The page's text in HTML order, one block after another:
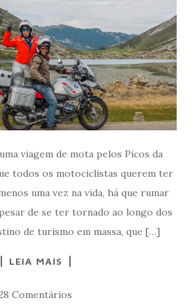
viagem de mota pelos Picos da
todos os motociclistas querem ter
uma vez na vida, há que rumar
de se ter tornado ao longo dos
de turismo em massa, que […]
LEIA MAIS
Comentários